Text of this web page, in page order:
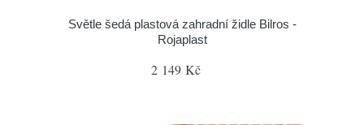
Světle šedá plastová zahradní židle Bilros -
Rojaplast
2 149 Kč